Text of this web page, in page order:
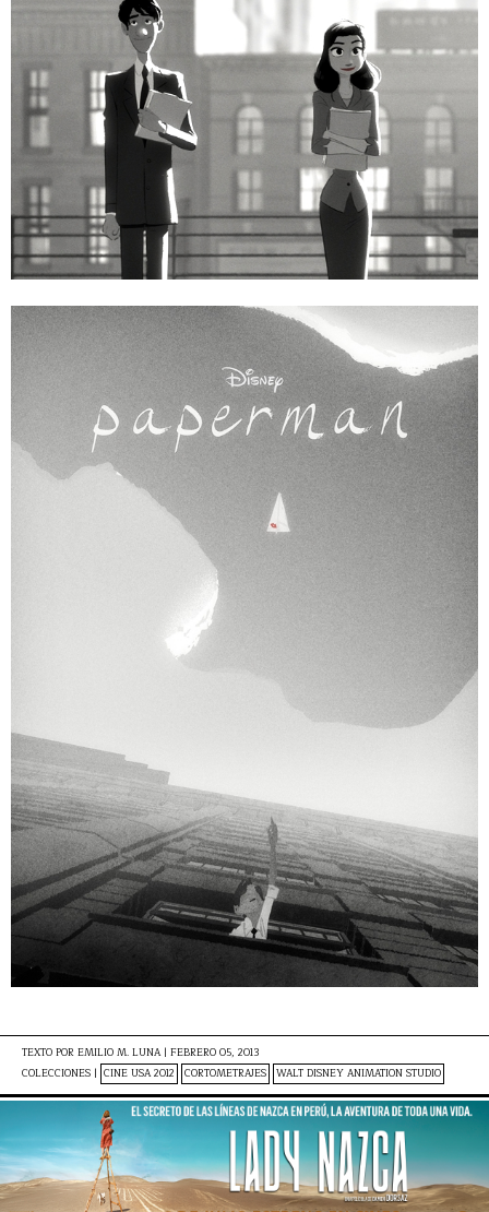
TEXTO POR EMILIO M. LUNA | FEBRERO 05, 2013
COLECCIONES | CINE USA 2012 CORTOMETRAJES WALT DISNEY ANIMATION STUDIO